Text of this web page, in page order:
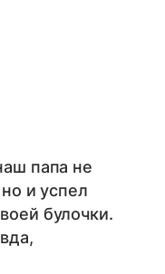
папа не
и успел
булочки.